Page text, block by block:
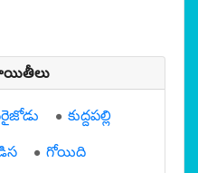
కుద్దపల్లి
గోయిది